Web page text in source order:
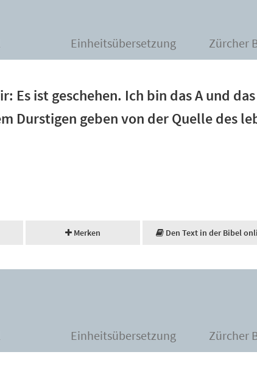
Einheitsübersetzung Zürcher
Es ist geschehen. Ich bin das A und
Durstigen geben von der Quelle des
Merken Den Text in der Bibel
Einheitsübersetzung Zürcher